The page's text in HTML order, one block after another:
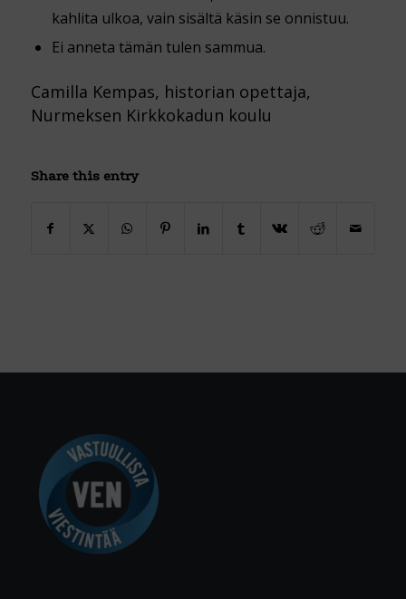
kahlita ulkoa, vain sisältä käsin se onnistuu.
Ei anneta tämän tulen sammua.
Camilla Kempas, historian opettaja,
Nurmeksen Kirkkokadun koulu
Share this entry